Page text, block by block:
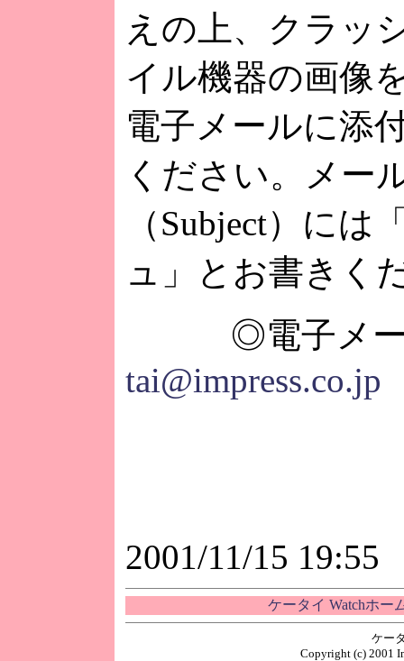
えの上、クラッ
イル機器の画像
電子メールに添
ください。メー
（Subject）には
ュ」とお書きく
◎電子メー
tai@impress.co.jp
2001/11/15 19:55
ケータイ Watchホー
ケー
Copyright (c) 2001